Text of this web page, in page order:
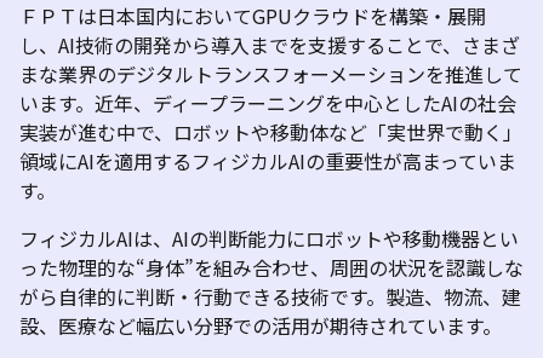
ＦＰＴは日本国内においてGPUクラウドを構築・展開
し、AI技術の開発から導入までを支援することで、さまざ
まな業界のデジタルトランスフォーメーションを推進して
います。近年、ディープラーニングを中心としたAIの社会
実装が進む中で、ロボットや移動体など「実世界で動く」
領域にAIを適用するフィジカルAIの重要性が高まっていま
す。
フィジカルAIは、AIの判断能力にロボットや移動機器とい
った物理的な“身体”を組み合わせ、周囲の状況を認識しな
がら自律的に判断・行動できる技術です。製造、物流、建
設、医療など幅広い分野での活用が期待されています。